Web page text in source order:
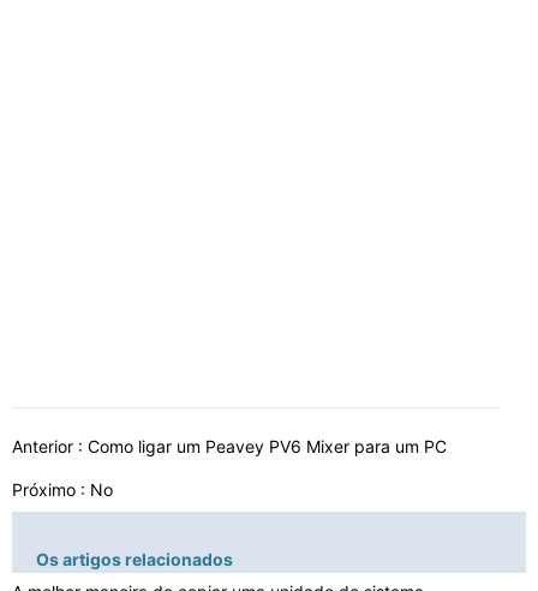
Anterior : Como ligar um Peavey PV6 Mixer para um PC
Próximo : No
Os artigos relacionados